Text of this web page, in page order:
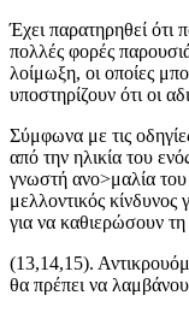
Έχει παρατηρηθεί ότι
πολλές φορές
λοίμωξη, οι οποίες
υποστηρίζουν ότι οι
Σύμφωνα με τις
από την ηλικία του
γνωστή ανο>μαλία
μελλοντικός
για να καθιερώσουν
(13,14,15).
θα πρέπει να